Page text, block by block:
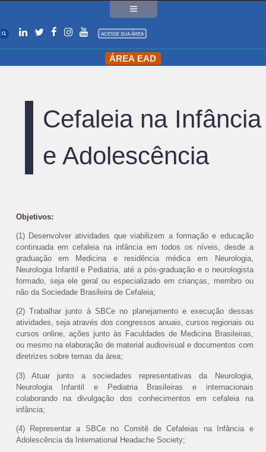
ACESSE SUA ÁREA
ÁREA EAD
Cefaleia na Infância
e Adolescência
Objetivos:
(1) Desenvolver atividades que viabilizem a formação e educação
continuada em cefaleia na infância em todos os níveis, desde a
graduação em Medicina e residência médica em Neurologia,
Neurologia Infantil e Pediatria, até a pós-graduação e o neurologista
formado, seja ele geral ou especializado em crianças, membro ou
não da Sociedade Brasileira de Cefaleia;
(2) Trabalhar junto à SBCe no planejamento e execução dessas
atividades, seja através dos congressos anuais, cursos regionais ou
cursos online, ações junto às Faculdades de Medicina Brasileiras,
ou mesmo na elaboração de material audiovisual e documentos com
diretrizes sobre temas da área;
(3) Atuar junto a sociedades representativas da Neurologia,
Neurologia Infantil e Pediatria Brasileiras e internacionais
colaborando na divulgação dos conhecimentos em cefaleia na
infância;
(4) Representar a SBCe no Comitê de Cefaleias na Infância e
Adolescência da International Headache Society;